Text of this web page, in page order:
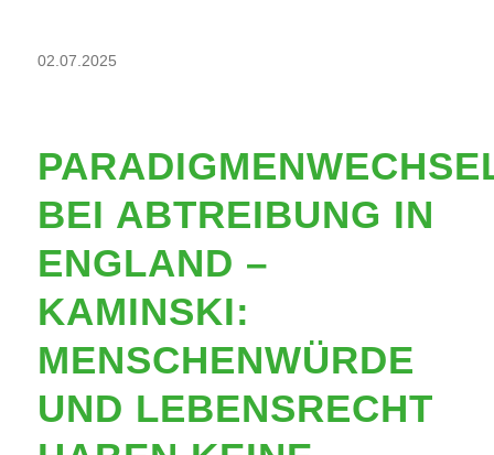
02.07.2025
BEI ABTREIBUNG IN
ENGLAND –
KAMINSKI:
MENSCHENWÜRDE
UND LEBENSRECHT